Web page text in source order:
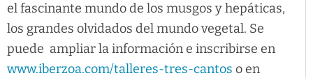
el fascinante mundo de los musgos y hepáticas,
los grandes olvidados del mundo vegetal. Se
puede ampliar la información e inscribirse en
www.iberzoa.com/talleres-tres-cantos o en